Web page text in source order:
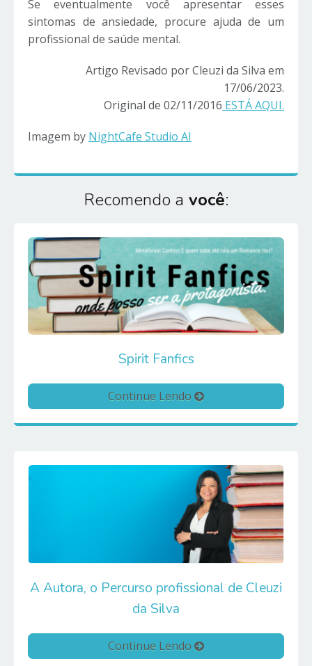
Se eventualmente você apresentar esses
sintomas de ansiedade, procure ajuda de um
profissional de saúde mental.
Artigo Revisado por Cleuzi da Silva em
17/06/2023.
Original de 02/11/2016 ESTÁ AQUI.
Imagem by NightCafe Studio AI
Recomendo a você:
Spirit Fanfics
Continue Lendo
A Autora, o Percurso profissional de Cleuzi
da Silva
Continue Lendo